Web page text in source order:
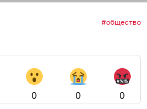
общество
0 0 0